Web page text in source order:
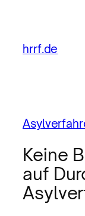
hrrf.de
Keine
auf